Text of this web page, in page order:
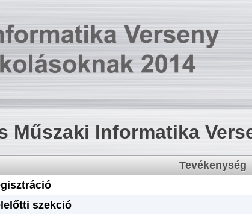
Műszaki Informatika
Tevékenység
szekció